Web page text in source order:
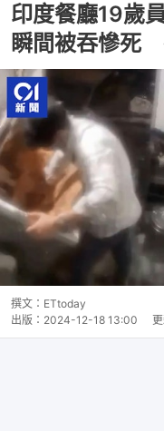
印度餐廳19歲
瞬間被吞慘死
撰文： ETtoday
出版： 2024-12-18 13:00 更